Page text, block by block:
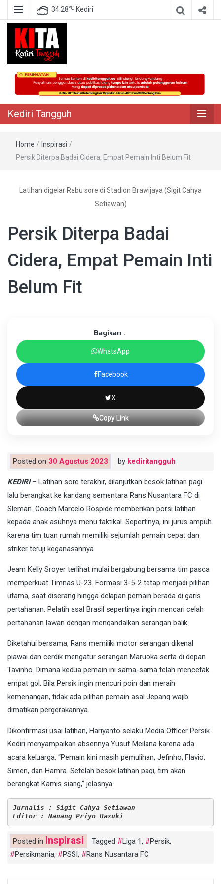
34.28℃ Kediri
Kediri Tangguh
Berita Akurat Terpercaya
Kediri Tangguh
Home / Inspirasi /
Persik Diterpa Badai Cidera, Empat Pemain Inti Belum Fit
Latihan digelar Rabu sore di Stadion Brawijaya (Sigit Cahya
Setiawan)
Persik Diterpa Badai
Cidera, Empat Pemain Inti
Belum Fit
Bagikan :
WhatsApp
Facebook
X
Copy Link
Posted on 30 Agustus 2023 by kediritangguh
KEDIRI– Latihan sore terakhir, dilanjutkan besok latihan pagi
lalu berangkat ke kandang sementara Rans Nusantara FC di
Sleman. Coach Marcelo Rospide memberikan porsi latihan
kepada anak asuhnya menu taktikal. Sepertinya, ini jurus ampuh
karena tim tuan rumah memiliki sejumlah pemain cepat dan
striker teruji keganasannya.
Jeam Kelly Sroyer terlihat mulai bergabung bersama tim pasca
memperkuat Timnas U-23. Formasi 3-5-2 tetap menjadi pilihan
utama, saat diserang hingga delapan pemain berada di garis
pertahanan. Pelatih asal Brasil sepertinya ingin mencari celah
pertahanan lawan dengan mengandalkan serangan balik.
Diketahui bersama, Rans memiliki motor serangan dikenal
piawai dan cerdik mengatur serangan Maruoka serta di depan
Tavinho. Dimana kedua pemain ini sama-sama telah mencetak
empat gol. Bila Persik ingin mencuri poin dan meraih
kemenangan, tidak ada pilihan pemain asal Jepang wajib
dimatikan pergerakannya.
Dikonfirmasi usai latihan, Hariyanto selaku Media Officer Persik
Kediri menyampaikan absennya Yusuf Meilana karena ada
acara keluarga. “Pemain kini masih pemulihan, Jefinho, Flavio,
Simen, dan Hamra. Setelah besok latihan pagi, tim akan
berangkat Kamis siang,” jelasnya.
Jurnalis : Sigit Cahya Setiawan
Editor : Nanang Priyo Basuki
Posted in Inspirasi Tagged Liga 1, Persik,
Persikmania, PSSI, Rans Nusantara FC